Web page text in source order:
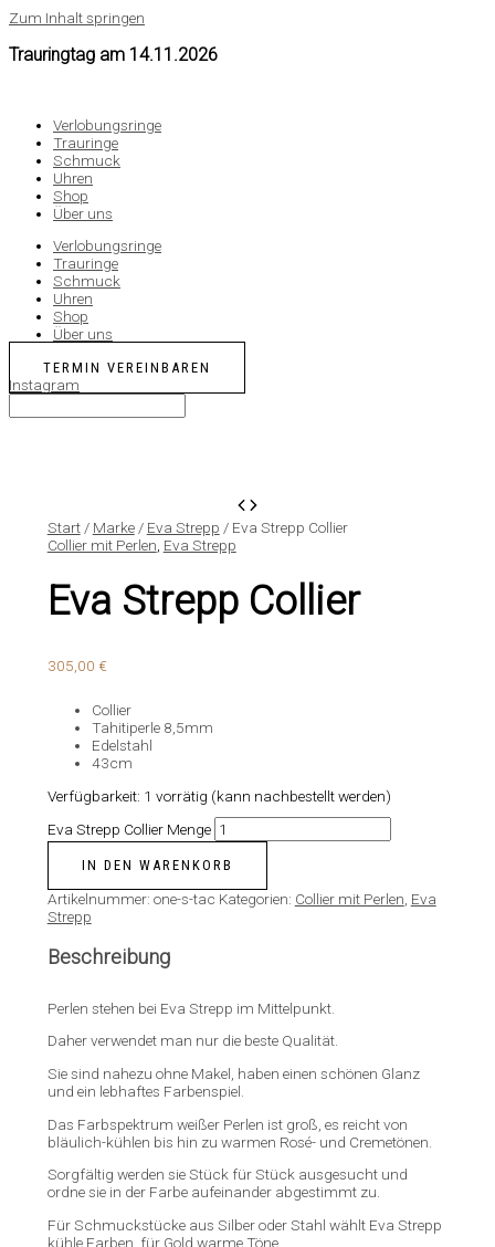
Zum Inhalt springen
Trauringtag am 14.11.2026
Verlobungsringe
Trauringe
Schmuck
Uhren
Shop
Über uns
Verlobungsringe
Trauringe
Schmuck
Uhren
Shop
Über uns
TERMIN VEREINBAREN
Instagram
Start/ Marke/ Eva Strepp / Eva Strepp Collier
Collier mit Perlen, Eva Strepp
Eva Strepp Collier
305,00 €
Collier
Tahitiperle 8,5mm
Edelstahl
43cm
Verfügbarkeit: 1 vorrätig (kann nachbestellt werden)
Eva Strepp Collier Menge
IN DEN WARENKORB
Artikelnummer: one-s-tac Kategorien: Collier mit Perlen Eva
Strepp
Beschreibung
Perlen stehen bei Eva Strepp im Mittelpunkt.
Daher verwendet man nur die beste Qualität.
Sie sind nahezu ohne Makel, haben einen schönen Glanz
und ein lebhaftes Farbenspiel.
Das Farbspektrum weißer Perlen ist groß, es reicht von
bläulich-kühlen bis hin zu warmen Rosé- und Cremetönen.
Sorgfältig werden sie Stück für Stück ausgesucht und
ordne sie in der Farbe aufeinander abgestimmt zu.
Für Schmuckstücke aus Silber oder Stahl wählt Eva Strepp
kühle Farben, für Gold warme Töne.